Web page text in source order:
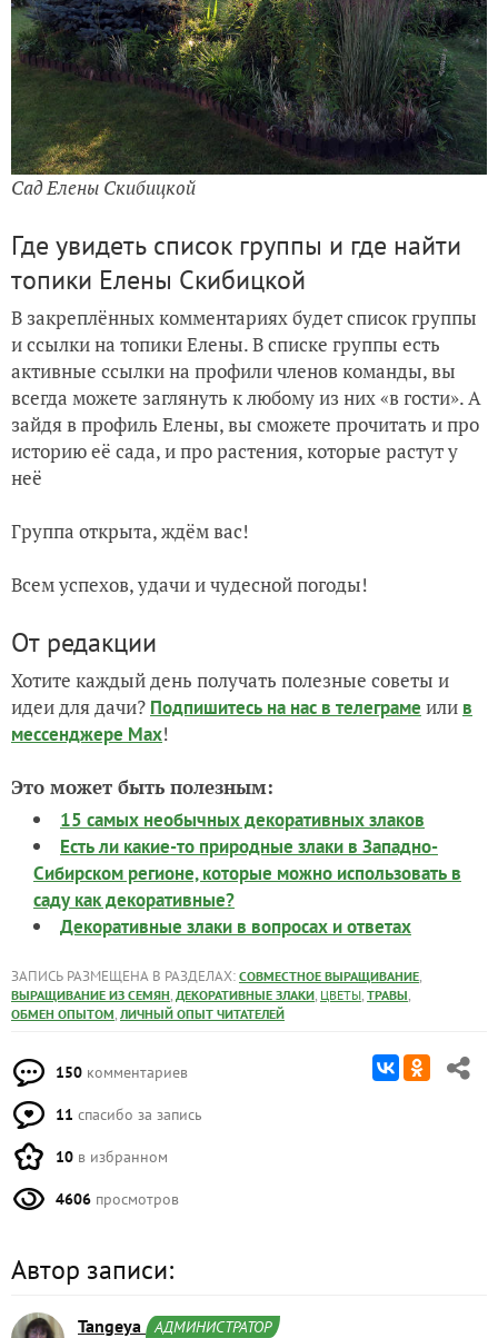
Сад Елены Скибицкой
Где увидеть список группы и где найти
топики Елены Скибицкой
В закреплённых комментариях будет список группы
и ссылки на топики Елены. В списке группы есть
активные ссылки на профили членов команды, вы
всегда можете заглянуть к любому из них «в гости». А
зайдя в профиль Елены, вы сможете прочитать и про
историю её сада, и про растения, которые растут у
неё
Группа открыта, ждём вас!
Всем успехов, удачи и чудесной погоды!
От редакции
Хотите каждый день получать полезные советы и
идеи для дачи? Подпишитесь на нас в телеграме или в
мессенджере Max!
Это может быть полезным:
15 самых необычных декоративных злаков
Есть ли какие-то природные злаки в Западно-
Сибирском регионе, которые можно использовать в
саду как декоративные?
Декоративные злаки в вопросах и ответах
ЗАПИСЬ РАЗМЕЩЕНА В РАЗДЕЛАХ: СОВМЕСТНОЕ ВЫРАЩИВАНИЕ,
ВЫРАЩИВАНИЕ ИЗ СЕМЯН, ДЕКОРАТИВНЫЕ ЗЛАКИ, ЦВЕТЫ, ТРАВЫ,
ОБМЕН ОПЫТОМ, ЛИЧНЫЙ ОПЫТ ЧИТАТЕЛЕЙ
150 комментариев
11 спасибо за запись
10 в избранном
4606 просмотров
Автор записи:
Tangeya АДМИНИСТРАТОР